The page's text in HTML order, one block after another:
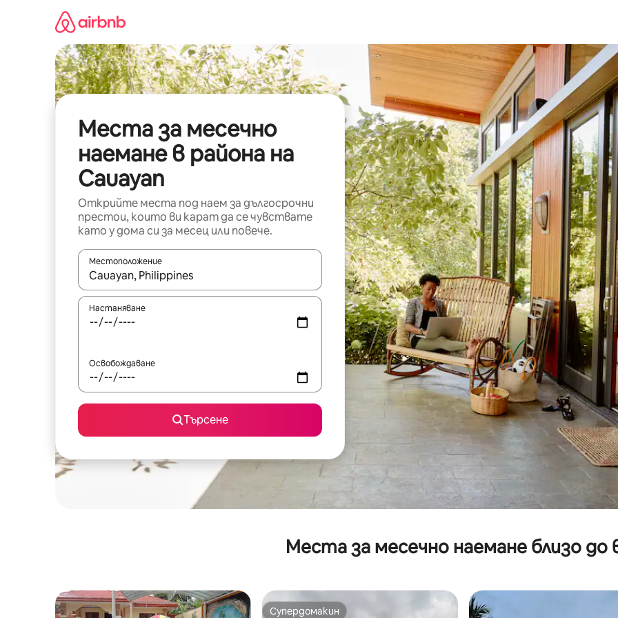
съдържанието
Места за месечно
наемане в района на
Cauayan
Открийте места под наем за дългосрочни
престои, които ви карат да се чувствате
като у дома си за месец или повече.
Местоположение
Когато резултатите се покажат, използвайте клавишите със стрелки нагоре и надолу или навигирайте с
Настаняване
Освобождаване
Търсене
Места за месечно наемане близо до
Супердомакин